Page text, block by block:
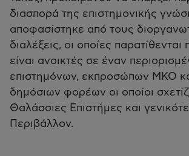
διασπορά της επιστημονικής
αποφασίστηκε από τους
διαλέξεις, οι οποίες παρατίθενται
είναι ανοικτές σε έναν
επιστημόνων, εκπροσώπων ΜΚΟ
δημόσιων φορέων οι οποίοι
Θαλάσσιες Επιστήμες και
Περιβάλλον.